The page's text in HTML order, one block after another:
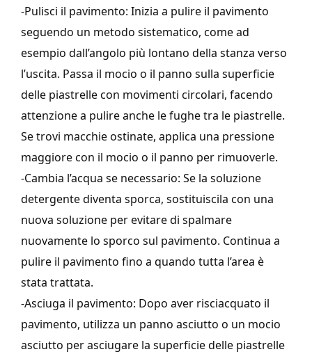
-Pulisci il pavimento: Inizia a pulire il pavimento
seguendo un metodo sistematico, come ad
esempio dall’angolo più lontano della stanza verso
l’uscita. Passa il mocio o il panno sulla superficie
delle piastrelle con movimenti circolari, facendo
attenzione a pulire anche le fughe tra le piastrelle.
Se trovi macchie ostinate, applica una pressione
maggiore con il mocio o il panno per rimuoverle.
-Cambia l’acqua se necessario: Se la soluzione
detergente diventa sporca, sostituiscila con una
nuova soluzione per evitare di spalmare
nuovamente lo sporco sul pavimento. Continua a
pulire il pavimento fino a quando tutta l’area è
stata trattata.
-Asciuga il pavimento: Dopo aver risciacquato il
pavimento, utilizza un panno asciutto o un mocio
asciutto per asciugare la superficie delle piastrelle